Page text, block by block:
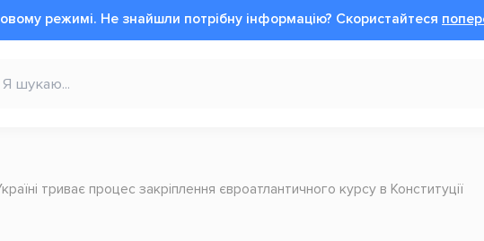
режимі. Не знайшли потрібну інформацію? Cкористайтеся
триває процес закріплення євроатлантичного курсу в Конституції